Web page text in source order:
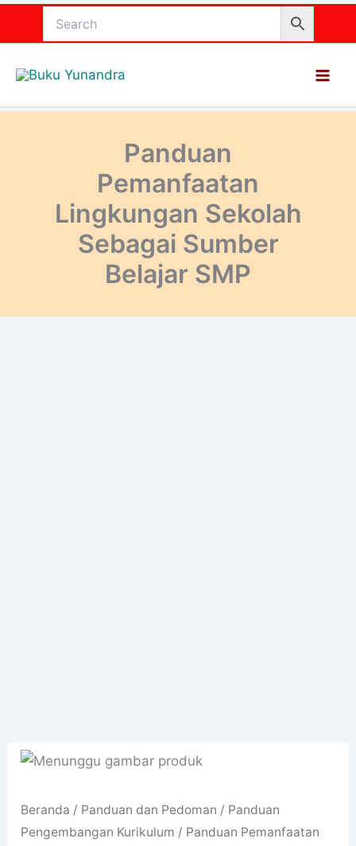
Panduan
Pemanfaatan
Lingkungan Sekolah
Sebagai Sumber
Belajar SMP
Beranda / Panduan dan Pedoman / Panduan
Pengembangan Kurikulum / Panduan Pemanfaatan